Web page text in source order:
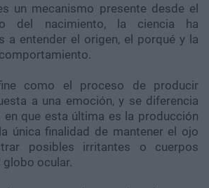
un mecanismo presente desde el
del nacimiento, la ciencia ha
a entender el origen, el porqué y la
como el proceso de producir
a una emoción, y se diferencia
en que esta última es la producción
única finalidad de mantener el ojo
posibles irritantes o cuerpos
globo ocular.